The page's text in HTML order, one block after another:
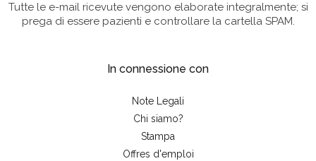
Tutte le e-mail ricevute vengono elaborate integralmente; si
prega di essere pazienti e controllare la cartella SPAM.
In connessione con
Note Legali
Chi siamo?
Stampa
Offres d'emploi